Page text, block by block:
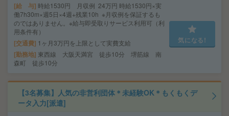
給 与 時給1530円 月収例 24万円 時給1530円×実
働7h30m×週5日×4週+残業10h ※月収例を保証するも
のではありません。※給与即受取りサービス利用可（利
用条件有）
交通費 1ヶ月3万円を上限として実費支給
勤務地 東西線 大阪天満宮 徒歩10分 堺筋線 南
森町 徒歩10分
気になる!
【3名募集】人気の非営利団体＊未経験OK＊もくもくデ
ータ入力[派遣]